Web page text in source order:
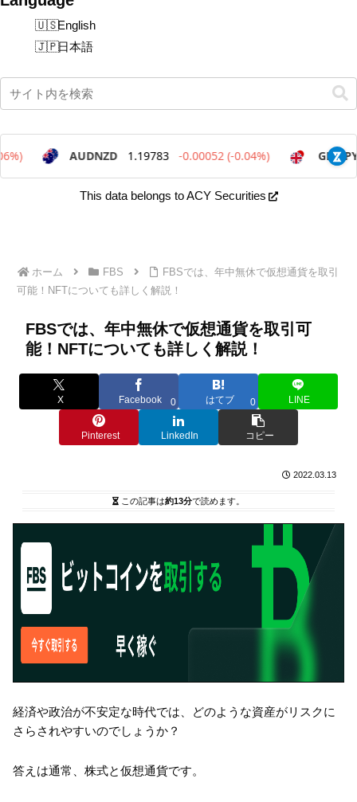
English
日本語
This data belongs to ACY Securities
ホーム FBS
FBSでは、年中無休で仮想通貨を取引
可能！NFTについても詳しく解説！
FBSでは、年中無休で仮想通貨を取引可
能！NFTについても詳しく解説！
X Facebook 0 はてブ 0 LINE
Pinterest LinkedIn コピー
2022.03.13
この記事は約13分で読めます。
経済や政治が不安定な時代では、どのような資産がリスクに
さらされやすいのでしょうか？
答えは通常、株式と仮想通貨です。